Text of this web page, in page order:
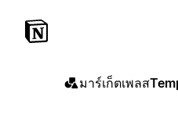
มาร์เก็ตเพลส